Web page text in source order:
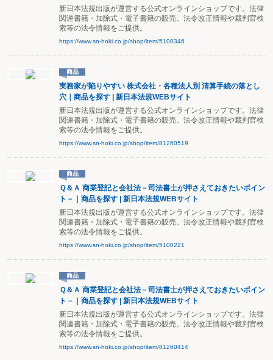
新日本法規出版が運営する公式オンラインショップです。法律
関連書籍・加除式・電子書籍の販売。法令改正情報や裁判官検
索等の法令情報をご提供。
https://www.sn-hoki.co.jp/shop/item/5100346
商品
実務家が陥りやすい 株式会社・各種法人別 清算手続の落とし
穴｜商品を探す | 新日本法規WEBサイト
新日本法規出版が運営する公式オンラインショップです。法律
関連書籍・加除式・電子書籍の販売。法令改正情報や裁判官検
索等の法令情報をご提供。
https://www.sn-hoki.co.jp/shop/item/81260519
商品
Ｑ＆Ａ 商業登記と会社法－司法書士が押さえておきたいポイン
ト－｜商品を探す | 新日本法規WEBサイト
新日本法規出版が運営する公式オンラインショップです。法律
関連書籍・加除式・電子書籍の販売。法令改正情報や裁判官検
索等の法令情報をご提供。
https://www.sn-hoki.co.jp/shop/item/5100221
商品
Ｑ＆Ａ 商業登記と会社法－司法書士が押さえておきたいポイン
ト－｜商品を探す | 新日本法規WEBサイト
新日本法規出版が運営する公式オンラインショップです。法律
関連書籍・加除式・電子書籍の販売。法令改正情報や裁判官検
索等の法令情報をご提供。
https://www.sn-hoki.co.jp/shop/item/81260414